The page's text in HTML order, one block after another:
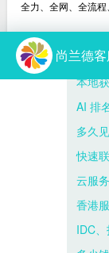
全力、全网、全流
选择尚兰
打造营销型网站建设
你的网络营销为
尚兰德霸屏技术
霸屏是什么意思
尚兰德带你揭开 “